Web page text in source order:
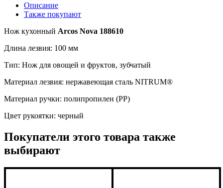
Описание
Также покупают
Нож кухонный Arcos Nova 188610
Длина лезвия: 100 мм
Тип: Нож для овощей и фруктов, зубчатый
Материал лезвия: нержавеющая сталь NITRUM®
Материал ручки: полипропилен (PP)
Цвет рукоятки: черный
Покупатели этого товара также
выбирают